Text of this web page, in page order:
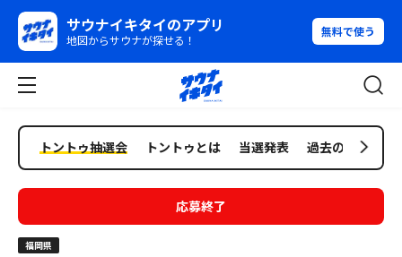
サウナイキタイのアプリ
地図からサウナが探せる！
無料で使う
トントゥ抽選会 トントゥとは 当選発表 過去の抽選会
応募終了
福岡県